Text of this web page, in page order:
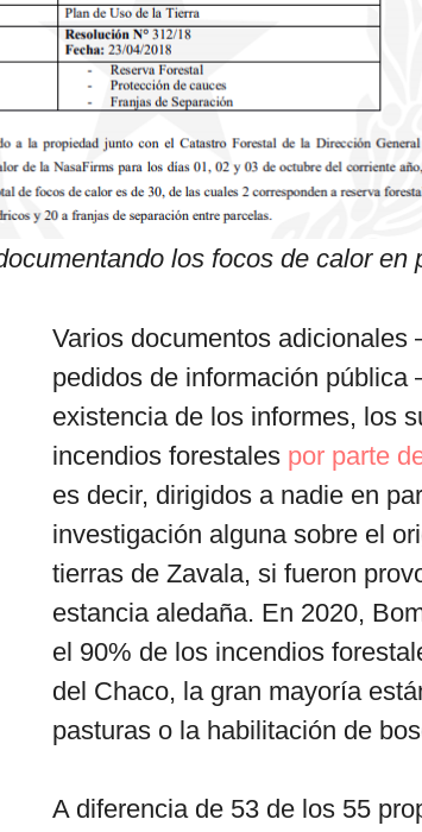
los focos de calor en
Varios documentos adicionales
pedidos de información
existencia de los informes, los
incendios forestales por parte
es decir, dirigidos a nadie en
investigación alguna sobre el
tierras de Zavala, si fueron
estancia aledaña. En 2020,
el 90% de los incendios
del Chaco, la gran mayoría
pasturas o la habilitación de
A diferencia de 53 de los 55